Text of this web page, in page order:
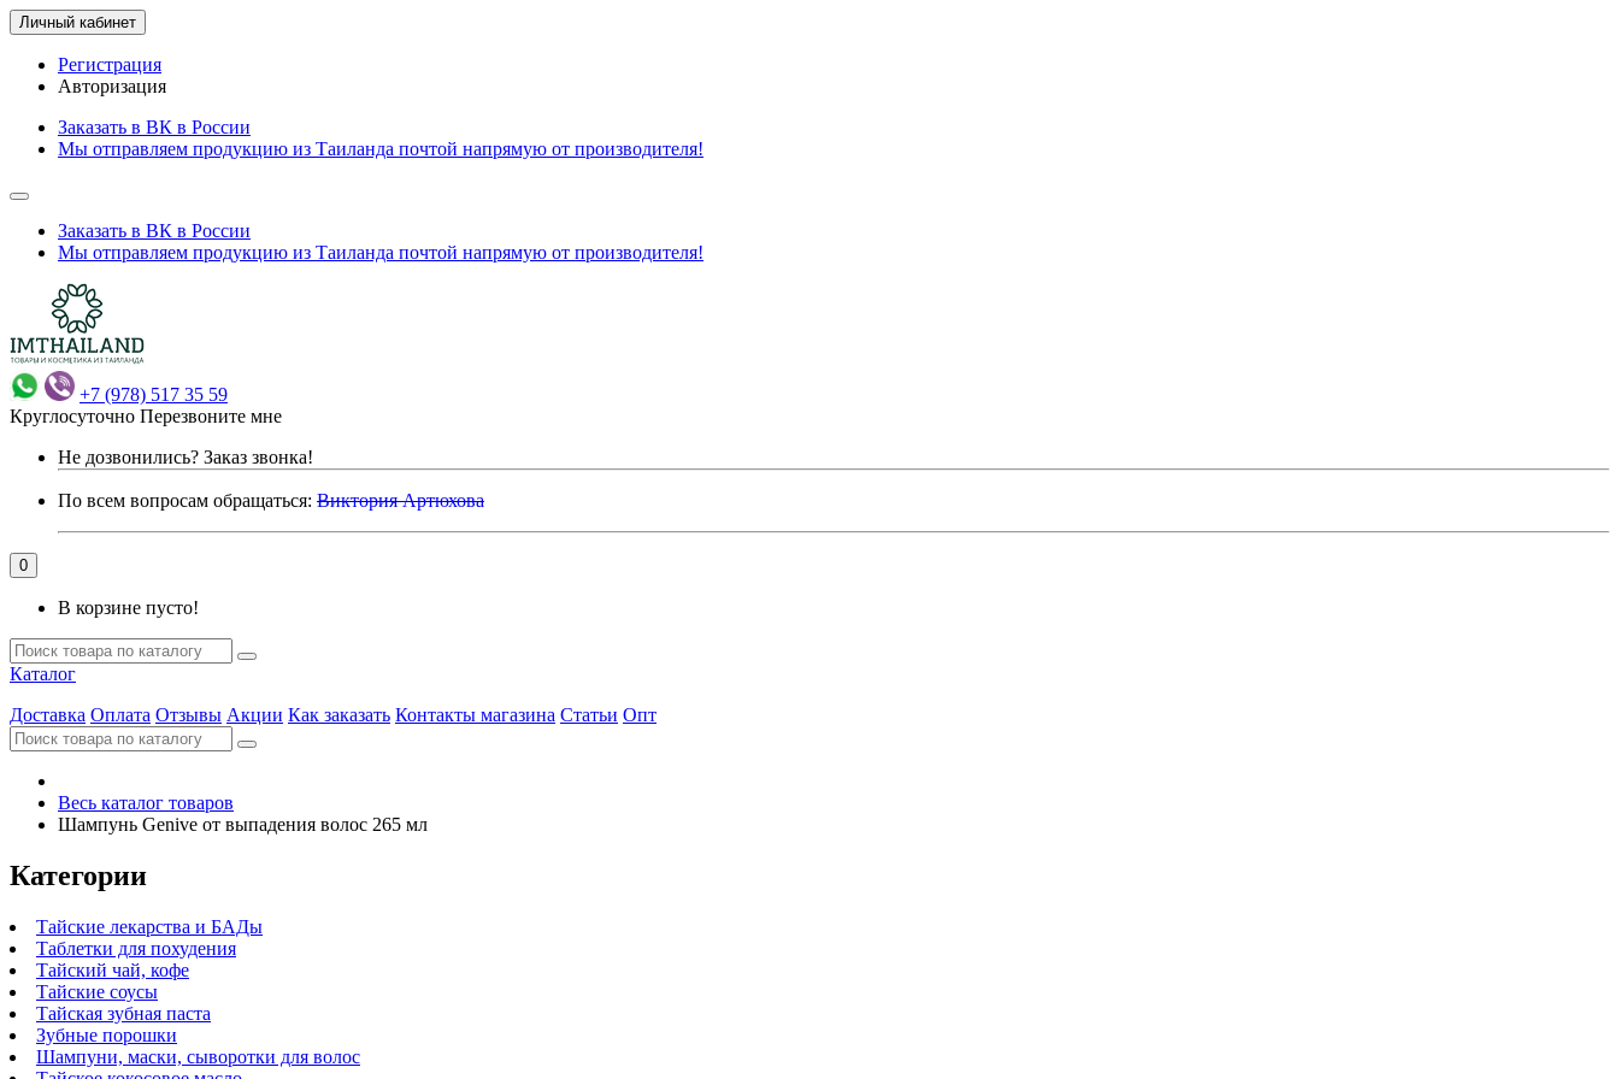
Личный кабинет
Регистрация
Авторизация
Заказать в ВК в России
Мы отправляем продукцию из Таиланда почтой напрямую от производителя!
Заказать в ВК в России
Мы отправляем продукцию из Таиланда почтой напрямую от производителя!
+7 (978) 517 35 59
Круглосуточно Перезвоните мне
Не дозвонились? Заказ звонка!
По всем вопросам обращаться: Виктория Артюхова
0
В корзине пусто!
Каталог
Доставка Оплата Отзывы Акции Как заказать Контакты магазина Статьи Опт
Весь каталог товаров
Шампунь Genive от выпадения волос 265 мл
Категории
Тайские лекарства и БАДы
Таблетки для похудения
Тайский чай, кофе
Тайские соусы
Тайская зубная паста
Зубные порошки
Шампуни, маски, сыворотки для волос